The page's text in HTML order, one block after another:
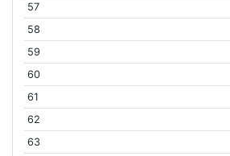
57
58
59
60
61
62
63